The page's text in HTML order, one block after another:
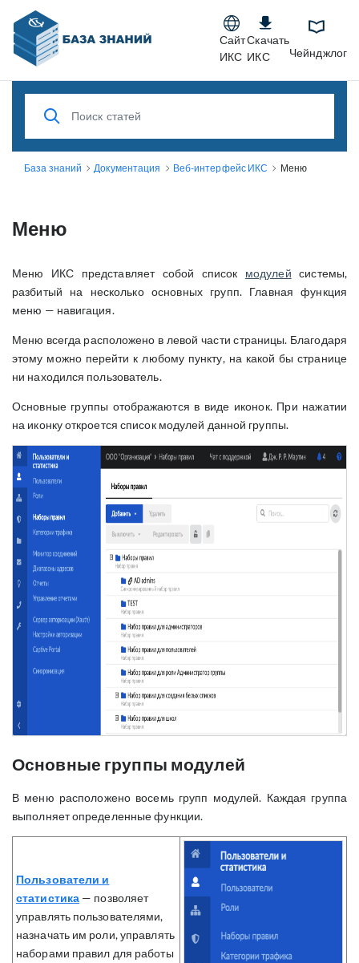
Сайт
ИКС
Скачать
ИКС
Чейнджлог
База знаний Документация Веб-интерфейс ИКС Меню
Меню
Меню ИКС представляет собой список модулей системы,
разбитый на несколько основных групп. Главная функция
меню — навигация.
Меню всегда расположено в левой части страницы. Благодаря
этому можно перейти к любому пункту, на какой бы странице
ни находился пользователь.
Основные группы отображаются в виде иконок. При нажатии
на иконку откроется список модулей данной группы.
Основные группы модулей
В меню расположено восемь групп модулей. Каждая группа
выполняет определенные функции.
Пользователи и
статистика — позволяет
управлять пользователями,
назначать им роли, управлять
наборами правил для работы